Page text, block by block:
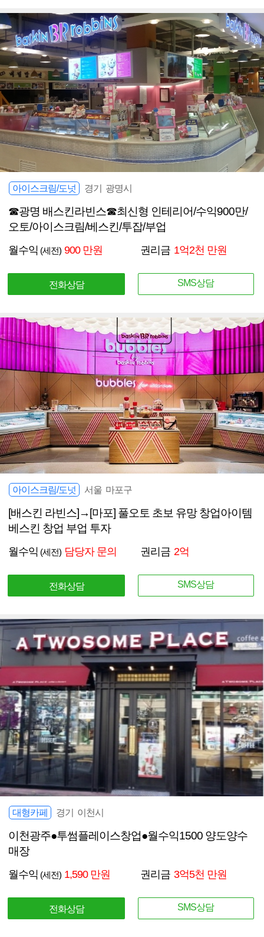
아이스크림/도넛 경기 광명시
☎광명 배스킨라빈스☎최신형 인테리어/수익900만/
오토/아이스크림/베스킨/투잡/부업
월수익 (세전) 900 만원 권리금 1억2천 만원
전화상담 SMS상담
아이스크림/도넛 서울 마포구
[배스킨 라빈스]→[마포] 풀오토 초보 유망 창업아이템
베스킨 창업 부업 투자
월수익 (세전) 담당자 문의 권리금 2억
전화상담 SMS상담
대형카페 경기 이천시
이천광주●투썸플레이스창업●월수익1500 양도양수
매장
월수익 (세전) 1,590 만원 권리금 3억5천 만원
전화상담 SMS상담